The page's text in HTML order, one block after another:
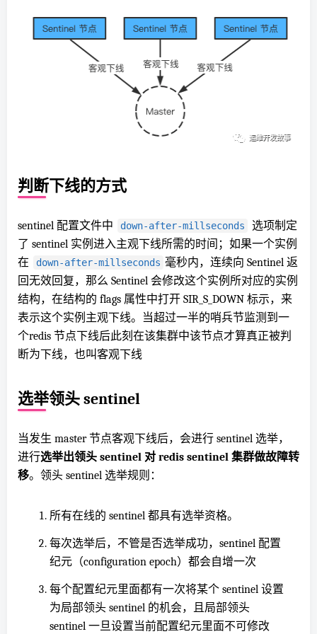
判断下线的方式
sentinel 配置文件中 down-after-millseconds
选项制定
了 sentinel 实例进入主观下线所需的时间；如果一个实例
在
down-after-millseconds 毫秒内，连续向 Sentinel 返
回无效回复，那么 Sentinel 会修改这个实例所对应的实例
结构，在结构的 flags 属性中打开 SIR_S_DOWN 标示，来
表示这个实例主观下线。当超过一半的哨兵节监测到一
个redis 节点下线后此刻 在该集群中该节点才算真正被判
断为下线，也叫客观下线
选举领头 sentinel
当发生 master 节点客观下线后，会进行 sentinel 选举，
进行选举出领头 sentinel 对 redis sentinel 集群做故障转
移。领头 sentinel 选举规则：
所有在线的 sentinel 都具有选举资格。
每次选举后，不管是否选举成功，sentinel 配置
纪元（configuration epoch）都会自增一次
每个配置纪元里面都有一次将某个 sentinel 设置
为局部领头 sentinel 的机会，且局部领头
sentinel 一旦设置当前配置纪元里面不可修改